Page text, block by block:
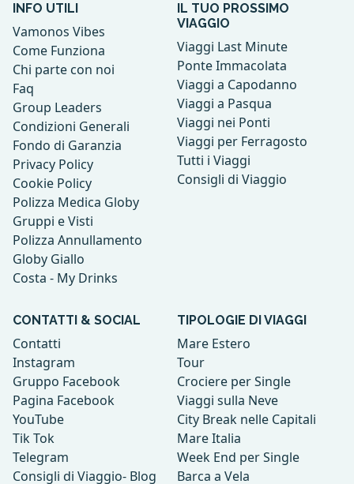
INFO UTILI
Vamonos Vibes
Come Funziona
Chi parte con noi
Faq
Group Leaders
Condizioni Generali
Fondo di Garanzia
Privacy Policy
Cookie Policy
Polizza Medica Globy
Gruppi e Visti
Polizza Annullamento
Globy Giallo
Costa - My Drinks
IL TUO PROSSIMO
VIAGGIO
Viaggi Last Minute
Ponte Immacolata
Viaggi a Capodanno
Viaggi a Pasqua
Viaggi nei Ponti
Viaggi per Ferragosto
Tutti i Viaggi
Consigli di Viaggio
CONTATTI & SOCIAL
Contatti
Instagram
Gruppo Facebook
Pagina Facebook
YouTube
Tik Tok
Telegram
Consigli di Viaggio- Blog
TIPOLOGIE DI VIAGGI
Mare Estero
Tour
Crociere per Single
Viaggi sulla Neve
City Break nelle Capitali
Mare Italia
Week End per Single
Barca a Vela